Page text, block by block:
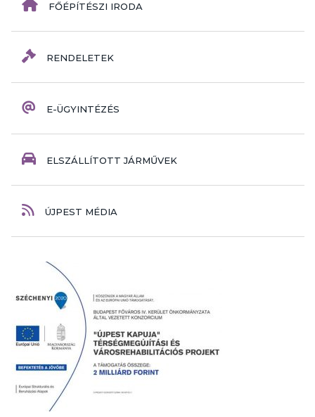
FŐÉPÍTÉSZI IRODA
RENDELETEK
E-ÜGYINTÉZÉS
ELSZÁLLÍTOTT JÁRMŰVEK
ÚJPEST MÉDIA